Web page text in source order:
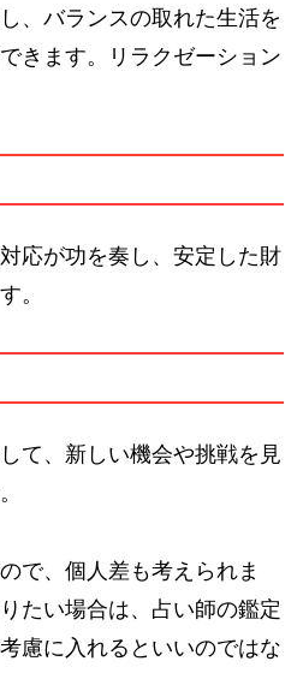
、バランスの取れた生活を
きます。リラクゼーション
応が功を奏し、安定した財
。
て、新しい機会や挑戦を見
で、個人差も考えられま
たい場合は、占い師の鑑定
慮に入れるといいのではな